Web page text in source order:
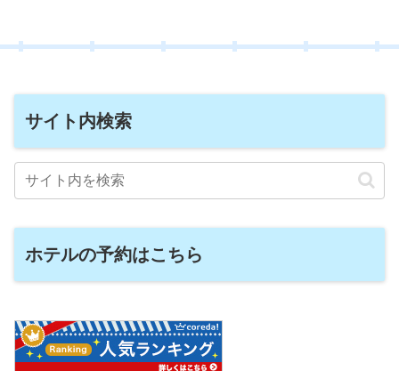
サイト内検索
ホテルの予約はこちら